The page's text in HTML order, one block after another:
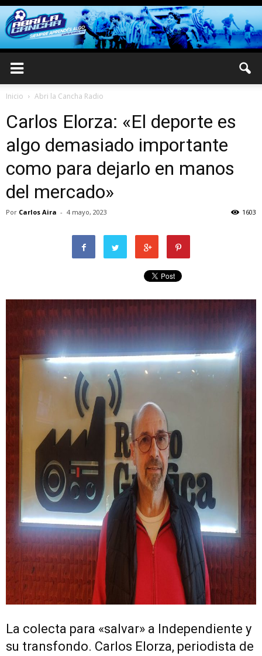
Inicio Abri la Cancha Radio
Carlos Elorza: «El deporte es
algo demasiado importante
como para dejarlo en manos
del mercado»
Por Carlos Aira - 4 mayo, 2023 1603
La colecta para «salvar» a Independiente y
su transfondo. Carlos Elorza, periodista de